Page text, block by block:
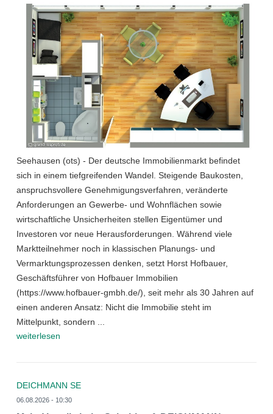
Seehausen (ots) - Der deutsche Immobilienmarkt befindet
sich in einem tiefgreifenden Wandel. Steigende Baukosten,
anspruchsvollere Genehmigungsverfahren, veränderte
Anforderungen an Gewerbe- und Wohnflächen sowie
wirtschaftliche Unsicherheiten stellen Eigentümer und
Investoren vor neue Herausforderungen. Während viele
Marktteilnehmer noch in klassischen Planungs- und
Vermarktungsprozessen denken, setzt Horst Hofbauer,
Geschäftsführer von Hofbauer Immobilien
(https://www.hofbauer-gmbh.de/), seit mehr als 30 Jahren auf
einen anderen Ansatz: Nicht die Immobilie steht im
Mittelpunkt, sondern ...
weiterlesen
DEICHMANN SE
06.08.2026 - 10:30